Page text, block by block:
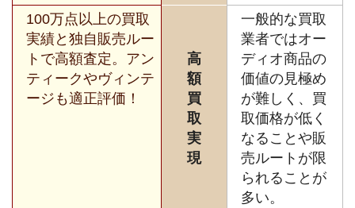
100万点以上の買取
実績と独自販売ルー
トで高額査定。アン
ティークやヴィンテ
ージも適正評価！
高
額
買
取
実
現
一般的な買取
業者ではオー
ディオ商品の
価値の見極め
が難しく、買
取価格が低く
なることや販
売ルートが限
られることが
多い。